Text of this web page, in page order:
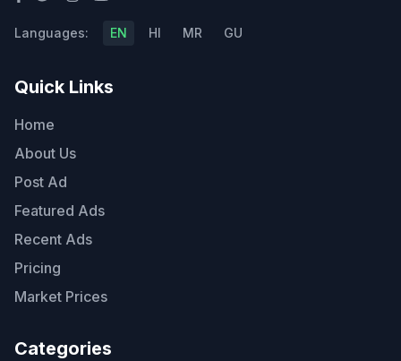
Languages: EN HI MR GU
Quick Links
Home
About Us
Post Ad
Featured Ads
Recent Ads
Pricing
Market Prices
Categories